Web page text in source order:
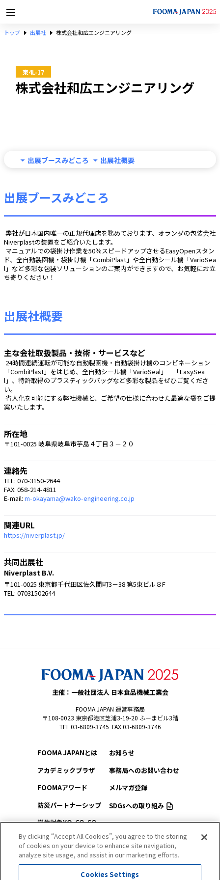
トップ 出展社 株式会社和広エンジニアリング
東4L-17
株式会社和広エンジニアリング
出展ブースみどころ 出展社概要
出展ブースみどころ
Niverplastの装置をご紹介いたします。
ド、全自動製函機・袋掛け機「CombiPlast」や全自動シール機「VarioSea
l」など多彩な包装ソリューションのご案内ができますので、お気軽にお立
ち寄りください！
出展社概要
主な会社取扱製品・技術・サービスなど
「CombiPlast」をはじめ、全自動シール機「VarioSeal」　「EasySea
l」、特許取得のプラスティックバッグなど多彩な製品をぜひご覧くださ
い。
案いたします。
所在地
〒101-0025 岐阜県岐阜市芋島４丁目３－２０
連絡先
TEL: 070-3150-2644
FAX: 058-214-4811
E-mail: m-okayama@wako-engineering.co.jp
関連URL
https://niverplast.jp/
共同出展社
Niverplast B.V.
〒101-0025 東京都千代田区佐久間町3－38 第5東ビル８F
TEL: 07031502644
主催：一般社団法人 日本食品機械工業会
FOOMA JAPAN 運営事務局
〒108-0023 東京都港区芝浦3-19-20 ふーまビル3階
TEL 03-6809-3745 FAX 03-6809-3746
FOOMA JAPANとは
アカデミックプラザ
FOOMAアワード
防災パートナーシップ
学生対象YO-CO-SO
（ようこそ）FOOMA
会場アクセス
会場マップ
お知らせ
事務局へのお問い合わせ
メルマガ登録
SDGsへの取り組み
プライバシーポリシー
サイトマップ
By clicking “Accept All Cookies”, you agree to the storing
of cookies on your device to enhance site navigation,
analyze site usage, and assist in our marketing efforts.
Cookies Settings